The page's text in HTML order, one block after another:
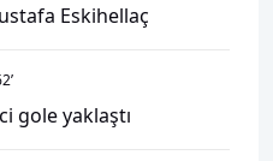
Eskihellaç
’
gole yaklaştı